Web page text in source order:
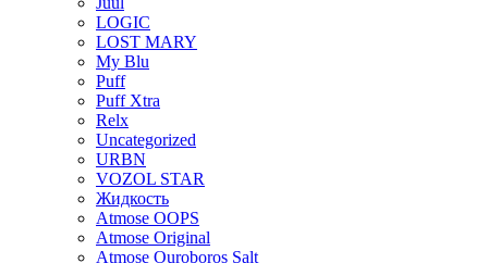
LOGIC
LOST MARY
My Blu
Puff
Puff Xtra
Relx
Uncategorized
URBN
VOZOL STAR
Жидкость
Atmose OOPS
Atmose Original
Atmose Ouroboros Salt